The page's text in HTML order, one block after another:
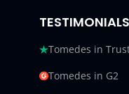
TESTIMONIALS
Tomedes in
Tomedes in G2